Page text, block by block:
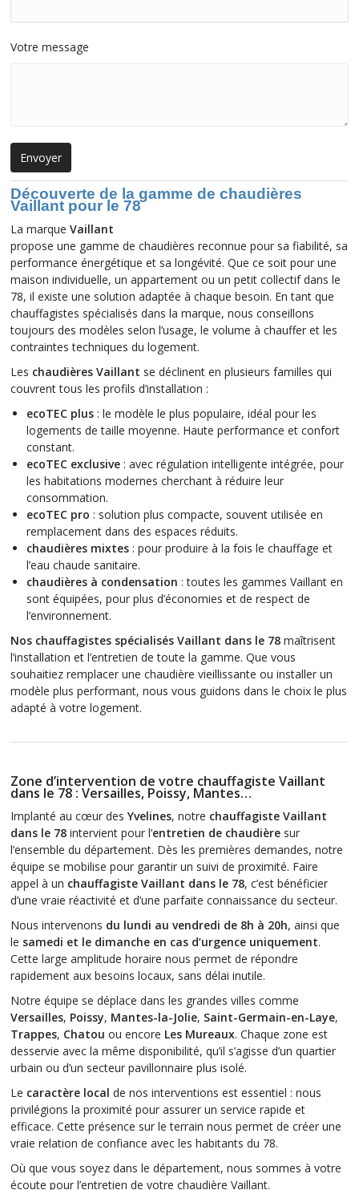
Votre message
Découverte de la gamme de chaudières
Vaillant pour le 78
La marque Vaillant
propose une gamme de chaudières reconnue pour sa fiabilité, sa
performance énergétique et sa longévité. Que ce soit pour une
maison individuelle, un appartement ou un petit collectif dans le
78, il existe une solution adaptée à chaque besoin. En tant que
chauffagistes spécialisés dans la marque, nous conseillons
toujours des modèles selon l’usage, le volume à chauffer et les
contraintes techniques du logement.
Les chaudières Vaillant se déclinent en plusieurs familles qui
couvrent tous les profils d’installation :
ecoTEC plus : le modèle le plus populaire, idéal pour les
logements de taille moyenne. Haute performance et confort
constant.
ecoTEC exclusive : avec régulation intelligente intégrée, pour
les habitations modernes cherchant à réduire leur
consommation.
ecoTEC pro : solution plus compacte, souvent utilisée en
remplacement dans des espaces réduits.
chaudières mixtes : pour produire à la fois le chauffage et
l’eau chaude sanitaire.
chaudières à condensation : toutes les gammes Vaillant en
sont équipées, pour plus d’économies et de respect de
l’environnement.
Nos chauffagistes spécialisés Vaillant dans le 78 maîtrisent
l’installation et l’entretien de toute la gamme. Que vous
souhaitiez remplacer une chaudière vieillissante ou installer un
modèle plus performant, nous vous guidons dans le choix le plus
adapté à votre logement.
Zone d’intervention de votre chauffagiste Vaillant
dans le 78 : Versailles, Poissy, Mantes…
Implanté au cœur des Yvelines, notre chauffagiste Vaillant
dans le 78 intervient pour l’entretien de chaudière sur
l’ensemble du département. Dès les premières demandes, notre
équipe se mobilise pour garantir un suivi de proximité. Faire
appel à un chauffagiste Vaillant dans le 78, c’est bénéficier
d’une vraie réactivité et d’une parfaite connaissance du secteur.
Nous intervenons du lundi au vendredi de 8h à 20h, ainsi que
le samedi et le dimanche en cas d’urgence uniquement.
Cette large amplitude horaire nous permet de répondre
rapidement aux besoins locaux, sans délai inutile.
Notre équipe se déplace dans les grandes villes comme
Versailles, Poissy, Mantes-la-Jolie, Saint-Germain-en-Laye,
Trappes, Chatou ou encore Les Mureaux. Chaque zone est
desservie avec la même disponibilité, qu’il s’agisse d’un quartier
urbain ou d’un secteur pavillonnaire plus isolé.
Le caractère local de nos interventions est essentiel : nous
privilégions la proximité pour assurer un service rapide et
efficace. Cette présence sur le terrain nous permet de créer une
vraie relation de confiance avec les habitants du 78.
Où que vous soyez dans le département, nous sommes à votre
écoute pour l’entretien de votre chaudière Vaillant.